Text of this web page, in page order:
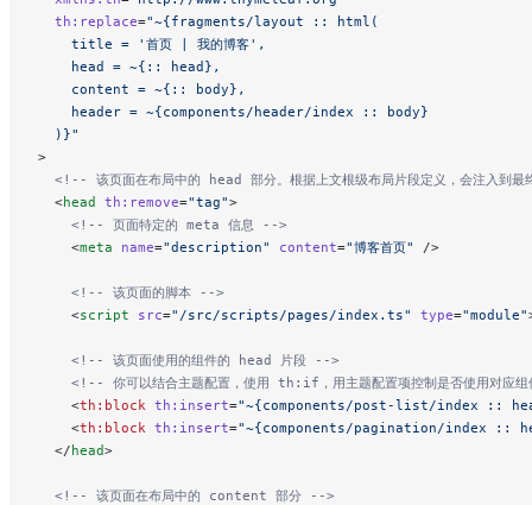
  th:replace
="~{fragments/layout :: html(
    title = '首页 | 我的博客',
    head = ~{:: head},
    content = ~{:: body},
    header = ~{components/header/index :: body}
  )}"
>
<!-- 该页面在布局中的 head 部分。根据上文根级布局片段定义，会注入到
  <
head th:remove="tag">
    <!-- 页面特定的 meta 信息 -->
    <
meta name="description" content="博客首页" />
    <!-- 该页面的脚本 -->
    <
script src="/src/scripts/pages/index.ts" type="module"
    <!-- 该页面使用的组件的 head 片段 -->
<!-- 你可以结合主题配置，使用 th:if，用主题配置项控制是否使用对应
    <
th:block th:insert="~{components/post-list/index ::
    <
th:block th:insert="~{components/pagination/index ::
  </
head>
  <!-- 该页面在布局中的 content 部分 -->